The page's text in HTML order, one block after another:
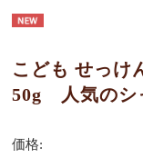
こども せっけ
50g 人気のシ
価格: